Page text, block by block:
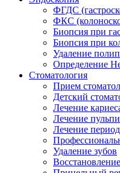
ФГДС
ФКС
Биопсия при
Биопсия при
Удаление
Определение
Стоматология
Прием
Детский
Лечение
Лечение
Лечение
Удаление зубов